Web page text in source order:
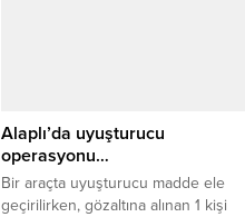
Alaplı’da uyuşturucu
operasyonu…
Bir araçta uyuşturucu madde ele
geçirilirken, gözaltına alınan 1 kişi